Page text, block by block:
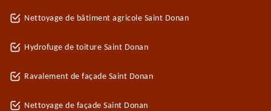
Nettoyage de bâtiment agricole Saint Donan
Hydrofuge de toiture Saint Donan
Ravalement de façade Saint Donan
Nettoyage de façade Saint Donan